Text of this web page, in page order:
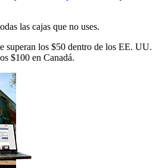
las cajas que no uses.
superan los $50 dentro de los EE. UU.
$100 en Canadá.